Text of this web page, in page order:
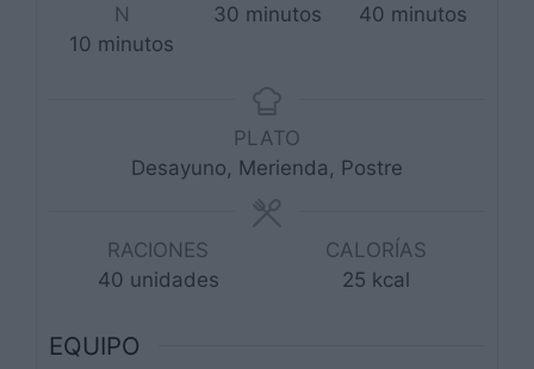
N
10 minutos
minutos
30minutos
minutos
40minutos
minutos
PLATO
Desayuno, Merienda, Postre
RACIONES
40 unidades
CALORÍAS
25 kcal
EQUIPO